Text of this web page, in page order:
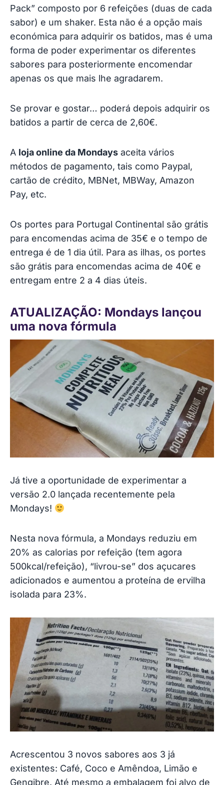
Pack” composto por 6 refeições (duas de cada
sabor) e um shaker. Esta não é a opção mais
económica para adquirir os batidos, mas é uma
forma de poder experimentar os diferentes
sabores para posteriormente encomendar
apenas os que mais lhe agradarem.
Se provar e gostar… poderá depois adquirir os
batidos a partir de cerca de 2,60€.
A loja online da Mondays aceita vários
métodos de pagamento, tais como Paypal,
cartão de crédito, MBNet, MBWay, Amazon
Pay, etc.
Os portes para Portugal Continental são grátis
para encomendas acima de 35€ e o tempo de
entrega é de 1 dia útil. Para as ilhas, os portes
são grátis para encomendas acima de 40€ e
entregam entre 2 a 4 dias úteis.
ATUALIZAÇÃO: Mondays lançou
uma nova fórmula
Já tive a oportunidade de experimentar a
versão 2.0 lançada recentemente pela
Mondays!
Nesta nova fórmula, a Mondays reduziu em
20% as calorias por refeição (tem agora
500kcal/refeição), “livrou-se” dos açucares
adicionados e aumentou a proteína de ervilha
isolada para 23%.
Acrescentou 3 novos sabores aos 3 já
existentes: Café, Coco e Amêndoa, Limão e
Gengibre. Até mesmo a embalagem foi alvo de